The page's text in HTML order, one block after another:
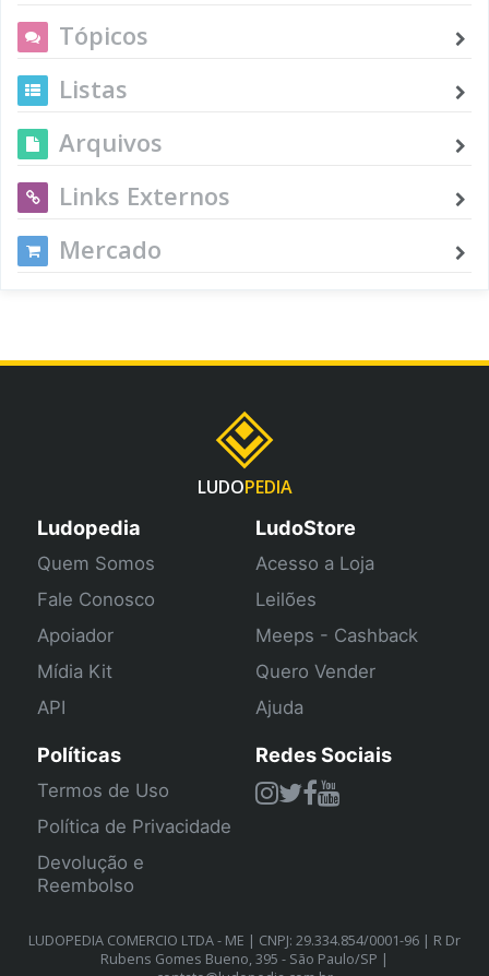
Tópicos
Listas
Arquivos
Links Externos
Mercado
LUDOPEDIA
Ludopedia
Quem Somos
Fale Conosco
Apoiador
Mídia Kit
API
LudoStore
Acesso a Loja
Leilões
Meeps - Cashback
Quero Vender
Ajuda
Políticas
Termos de Uso
Política de Privacidade
Devolução e
Reembolso
Redes Sociais
LUDOPEDIA COMERCIO LTDA - ME | CNPJ: 29.334.854/0001-96 | R Dr
Rubens Gomes Bueno, 395 - São Paulo/SP |